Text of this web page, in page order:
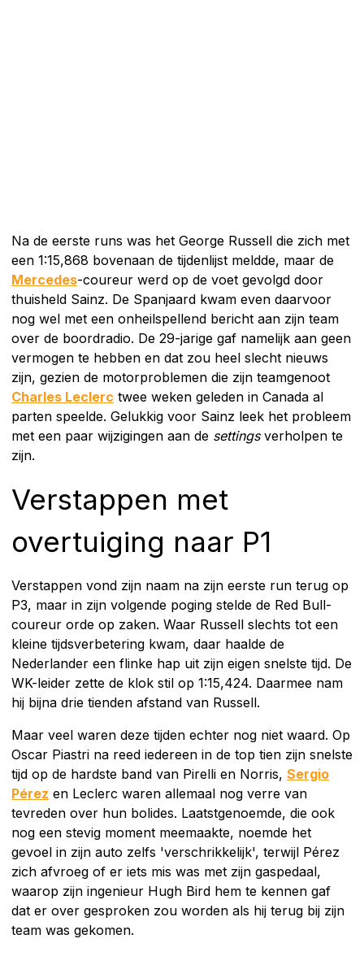
Na de eerste runs was het George Russell die zich met
een 1:15,868 bovenaan de tijdenlijst meldde, maar de
Mercedes-coureur werd op de voet gevolgd door
thuisheld Sainz. De Spanjaard kwam even daarvoor
nog wel met een onheilspellend bericht aan zijn team
over de boordradio. De 29-jarige gaf namelijk aan geen
vermogen te hebben en dat zou heel slecht nieuws
zijn, gezien de motorproblemen die zijn teamgenoot
Charles Leclerc twee weken geleden in Canada al
parten speelde. Gelukkig voor Sainz leek het probleem
met een paar wijzigingen aan de settingsverholpen te
zijn.
Verstappen met
overtuiging naar P1
Verstappen vond zijn naam na zijn eerste run terug op
P3, maar in zijn volgende poging stelde de Red Bull-
coureur orde op zaken. Waar Russell slechts tot een
kleine tijdsverbetering kwam, daar haalde de
Nederlander een flinke hap uit zijn eigen snelste tijd. De
WK-leider zette de klok stil op 1:15,424. Daarmee nam
hij bijna drie tienden afstand van Russell.
Maar veel waren deze tijden echter nog niet waard. Op
Oscar Piastri na reed iedereen in de top tien zijn snelste
tijd op de hardste band van Pirelli en Norris, Sergio
Pérez en Leclerc waren allemaal nog verre van
tevreden over hun bolides. Laatstgenoemde, die ook
nog een stevig moment meemaakte, noemde het
gevoel in zijn auto zelfs 'verschrikkelijk', terwijl Pérez
zich afvroeg of er iets mis was met zijn gaspedaal,
waarop zijn ingenieur Hugh Bird hem te kennen gaf
dat er over gesproken zou worden als hij terug bij zijn
team was gekomen.